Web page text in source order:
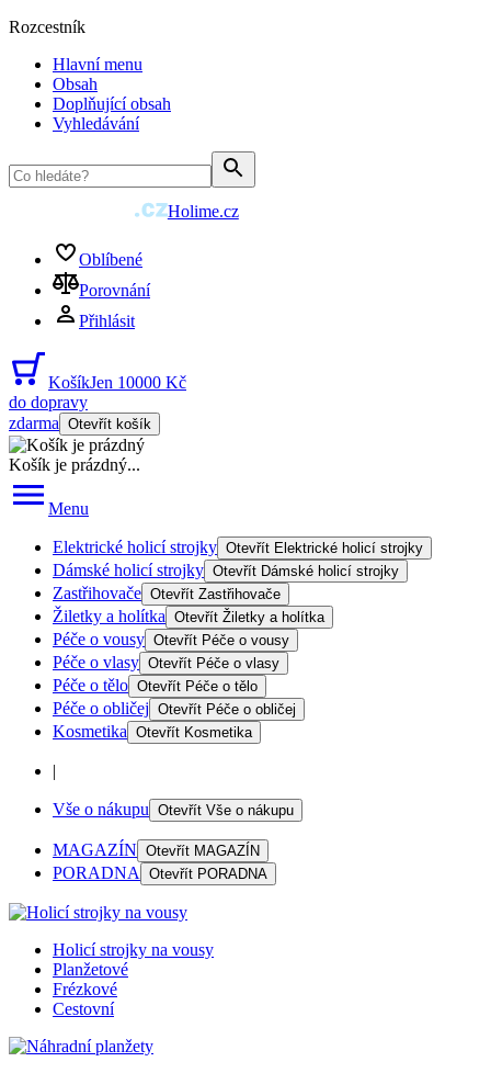
Rozcestník
Hlavní menu
Obsah
Doplňující obsah
Vyhledávání
Holime.cz
Oblíbené
Porovnání
Přihlásit
KošíkJen 10000 Kč
do dopravy
zdarma Otevřít košík
Košík je prázdný...
Menu
Elektrické holicí strojky Otevřít Elektrické holicí strojky
Dámské holicí strojky Otevřít Dámské holicí strojky
Zastřihovače Otevřít Zastřihovače
Žiletky a holítka Otevřít Žiletky a holítka
Péče o vousy Otevřít Péče o vousy
Péče o vlasy Otevřít Péče o vlasy
Péče o tělo Otevřít Péče o tělo
Péče o obličej Otevřít Péče o obličej
Kosmetika Otevřít Kosmetika
|
Vše o nákupu Otevřít Vše o nákupu
MAGAZÍN Otevřít MAGAZÍN
PORADNA Otevřít PORADNA
Holicí strojky na vousy
Planžetové
Frézkové
Cestovní